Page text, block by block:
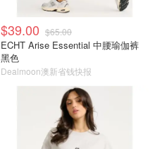
$39.00 $65.00
ECHT Arise Essential 中腰瑜伽裤
黑色
Dealmoon澳新省钱快报